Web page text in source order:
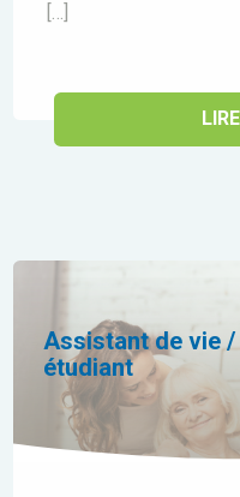
[…]
Assistant de vie
étudiant